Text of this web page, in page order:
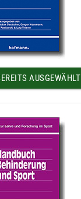
AUSGEWÄHLT